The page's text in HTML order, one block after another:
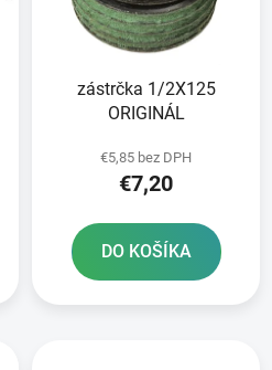
zástrčka 1/2X125
ORIGINÁL
€5,85 bez DPH
€7,20
DO KOŠÍKA